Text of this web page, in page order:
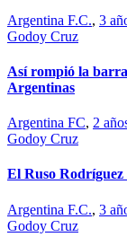
Argentina F.C., 3
Godoy Cruz
Así rompió la
Argentinas
Argentina FC, 2
Godoy Cruz
El Ruso Rodríguez
Argentina F.C., 3
Godoy Cruz